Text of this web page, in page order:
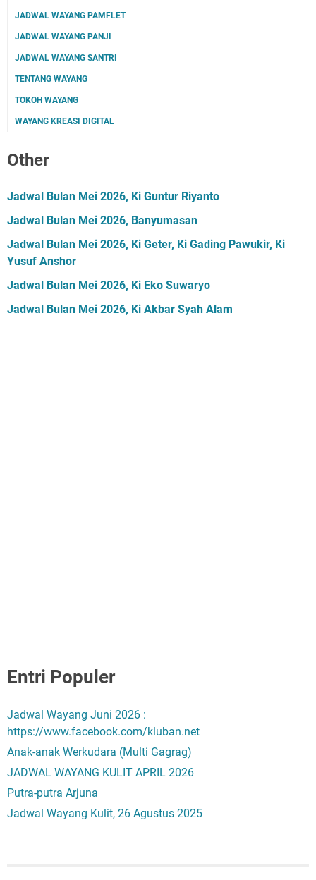
JADWAL WAYANG PAMFLET
JADWAL WAYANG PANJI
JADWAL WAYANG SANTRI
TENTANG WAYANG
TOKOH WAYANG
WAYANG KREASI DIGITAL
Other
Jadwal Bulan Mei 2026, Ki Guntur Riyanto
Jadwal Bulan Mei 2026, Banyumasan
Jadwal Bulan Mei 2026, Ki Geter, Ki Gading Pawukir, Ki
Yusuf Anshor
Jadwal Bulan Mei 2026, Ki Eko Suwaryo
Jadwal Bulan Mei 2026, Ki Akbar Syah Alam
Entri Populer
Jadwal Wayang Juni 2026 :
https://www.facebook.com/kluban.net
Anak-anak Werkudara (Multi Gagrag)
JADWAL WAYANG KULIT APRIL 2026
Putra-putra Arjuna
Jadwal Wayang Kulit, 26 Agustus 2025